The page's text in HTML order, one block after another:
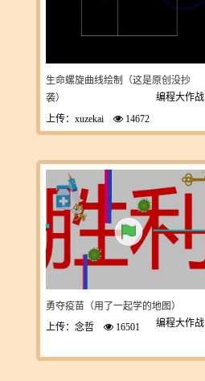
生命螺旋曲线绘制（这是原创没抄
袭）
编程大作战
上传：xuzekai
14672
勇夺疫苗（用了一起学的地图）
编程大作战
上传：念哲 16501